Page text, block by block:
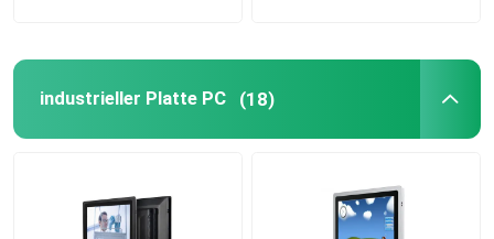
industrieller Platte PC (18)